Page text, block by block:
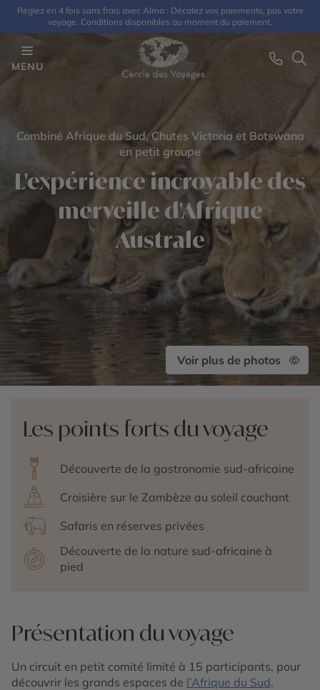
Réglez en 4 fois sans frais avec Alma : Décalez vos paiements, pas votre
voyage. Conditions disponibles au moment du paiement.
MENU
Combiné Afrique du Sud, Chutes Victoria et Botswana
en petit groupe
L'expérience incroyable des
merveille d'Afrique
Australe
Voir plus de photos
Les points forts du voyage
Découverte de la gastronomie sud-africaine
Croisière sur le Zambèze au soleil couchant
Safaris en réserves privées
Découverte de la nature sud-africaine à
pied
Présentation du voyage
Un circuit en petit comité limité à 15 participants, pour
découvrir les grands espaces de l’Afrique du Sud,